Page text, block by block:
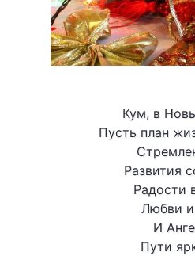
Кум, в
Пусть план
Развития
Радости
Любви и
И
Пути